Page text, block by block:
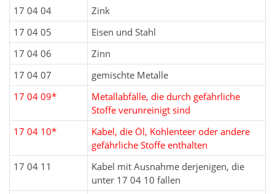
17 04 04
Zink
17 04 05
Eisen und Stahl
17 04 06
Zinn
17 04 07
gemischte Metalle
17 04 09*
Metallabfälle, die durch gefährliche
Stoffe verunreinigt sind
17 04 10*
Kabel, die Öl, Kohlenteer oder andere
gefährliche Stoffe enthalten
17 04 11
Kabel mit Ausnahme derjenigen, die
unter 17 04 10 fallen